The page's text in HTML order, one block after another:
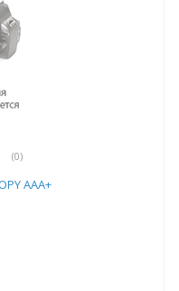
(0)
AAA+